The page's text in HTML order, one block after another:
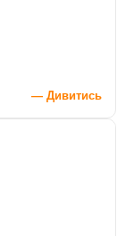
— Дивитись